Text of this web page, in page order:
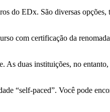
do EDx. São diversas
com certificação da
duas instituições, no
“self-paced”. Você pode